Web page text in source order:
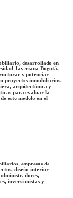
, desarrollado en
Javeriana Bogotá,
y potenciar
proyectos inmobiliarios.
arquitectónica y
para evaluar la
este modelo en el
empresas de
diseño interior
inversionistas y